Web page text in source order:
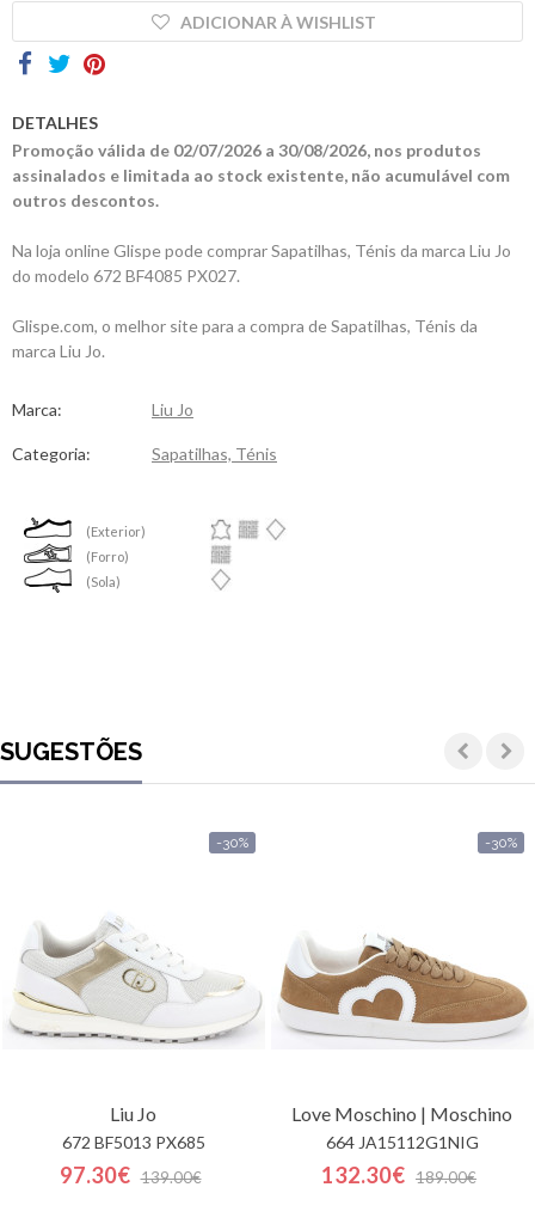
ADICIONAR À WISHLIST
DETALHES
Promoção válida de 02/07/2026 a 30/08/2026, nos produtos
assinalados e limitada ao stock existente, não acumulável com
outros descontos.
Na loja online Glispe pode comprar Sapatilhas, Ténis da marca Liu Jo
do modelo 672 BF4085 PX027.
Glispe.com, o melhor site para a compra de Sapatilhas, Ténis da
marca Liu Jo.
Marca: Liu Jo
Categoria: Sapatilhas, Ténis
(Exterior)
(Forro)
(Sola)
SUGESTÕES
-30%
Liu Jo
672 BF5013 PX685
97.30€ 139.00€
-30%
Love Moschino | Moschino
664 JA15112G1NIG
132.30€ 189.00€